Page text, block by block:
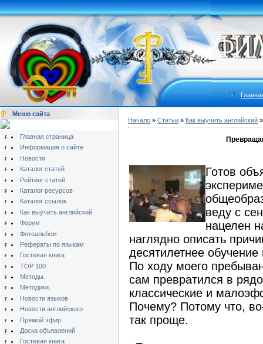
Меню сайта
Главная страница
Информация о сайте
Новости
Каталог статей
Рейтинг статей
Каталог ресурсов
Каталог ссылок
Как выучить английский
Форум
Фотоальбом
Рефераты по языкам
Гостевая книга
TOP 100
Методы.
Методики.
Новости языков
Новости английского
Прямой эфир.
Доска объявлений
Гостевая книга
Начало » Статьи » Как выучить английский
Готов
веду с
нацелен
наглядно описать
десятилетнее обучение
По ходу моего
сам превратился в
классические и
Почему? Потому что,
так проще.